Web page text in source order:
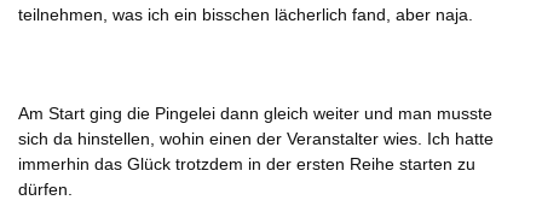
teilnehmen, was ich ein bisschen lächerlich fand, aber naja.
Am Start ging die Pingelei dann gleich weiter und man musste
sich da hinstellen, wohin einen der Veranstalter wies. Ich hatte
immerhin das Glück trotzdem in der ersten Reihe starten zu
dürfen.